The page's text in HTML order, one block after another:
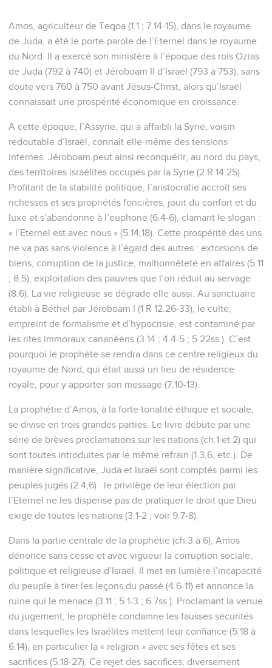
La prophétie d’Amos, à la forte tonalité éthique et sociale,
se divise en trois grandes parties. Le livre débute par une
série de brèves proclamations sur les nations (ch.1 et 2) qui
sont toutes introduites par le même refrain (1.3,6, etc.). De
manière significative, Juda et Israël sont comptés parmi les
l’Eternel ne les dispense pas de pratiquer le droit que Dieu
exige de toutes les nations (3.1-2 ; voir 9.7-8).
Dans la partie centrale de la prophétie (ch.3 à 6), Amos
dénonce sans cesse et avec vigueur la corruption sociale,
politique et religieuse d’Israël. Il met en lumière l’incapacité
du peuple à tirer les leçons du passé (4.6-11) et annonce la
ruine qui le menace (3.11 ; 5.1-3 ; 6.7ss.). Proclamant la venue
du jugement, le prophète condamne les fausses sécurités
dans lesquelles les Israélites mettent leur confiance (5.18 à
6.14), en particulier la « religion » avec ses fêtes et ses
sacrifices (5.18-27). Ce rejet des sacrifices, diversement
interprété, vise la pratique des rites religieux qui ne
s’accompagne pas d’un engagement de la personne envers
Dieu, comme ce fut déjà le cas pendant l’exode, lorsque le
peuple a sacrifié à l’Eternel tout en gardant ses idoles dans
le cœur (5.25-26 ; Ex 32 ; Nb 14.3-4). Etienne citera ce
passage lorsqu’il dénoncera l’aveuglement des chefs
fierté dans le culte pratiqué au Temple (Ac 7.42-43,51).
Le livre se termine par un ensemble de visions qui
évoquent le châtiment et le salut à venir (ch.7 à 9). L’Eternel
restaurera le royaume de David. Il réunira la nation et celle-
ci prendra possession du monde entier (9.11-12). Jacques
déclarera cette prophétie accomplie lors du concile de
Jérusalem où l’on traitera de la question de l’entrée des
La Bible Du Semeur Copyright © 1992, 1999 by Biblica, Inc.® Used by
permission. All rights reserved worldwide.
Amos
Seuls les Évangiles sont disponibles en vidéo pour le moment.